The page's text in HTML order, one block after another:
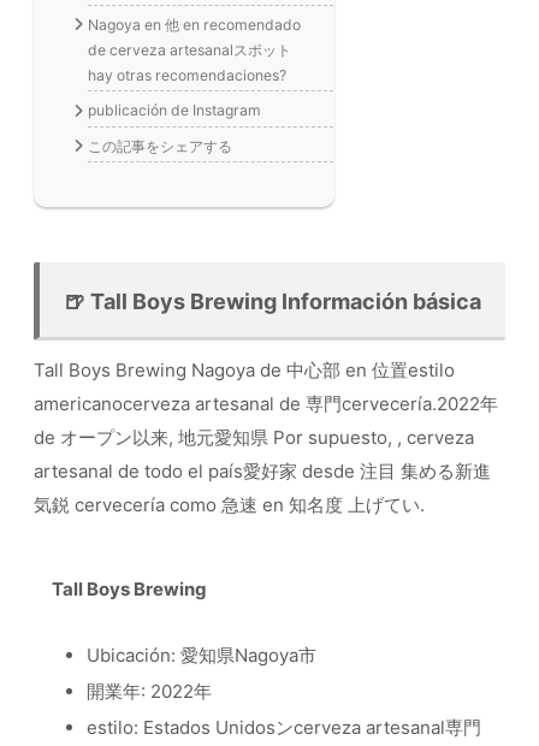
Nagoya en 他 en recomendado
de cerveza artesanalスポット
hay otras recomendaciones?
publicación de Instagram
この記事をシェアする
🍺 Tall Boys Brewing Información básica
Tall Boys Brewing Nagoya de 中心部 en 位置estilo
americanocerveza artesanal de 専門cervecería.2022年
de オープン以来, 地元愛知県 Por supuesto, , cerveza
artesanal de todo el país愛好家 desde 注目 集める新進
気鋭 cervecería como 急速 en 知名度 上げてい.
Tall Boys Brewing
Ubicación: 愛知県Nagoya市
開業年: 2022年
estilo: Estados Unidosンcerveza artesanal専門